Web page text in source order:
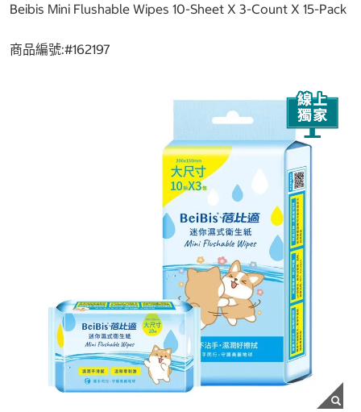
Beibis Mini Flushable Wipes 10-Sheet X 3-Count X 15-Pack
商品編號:#162197